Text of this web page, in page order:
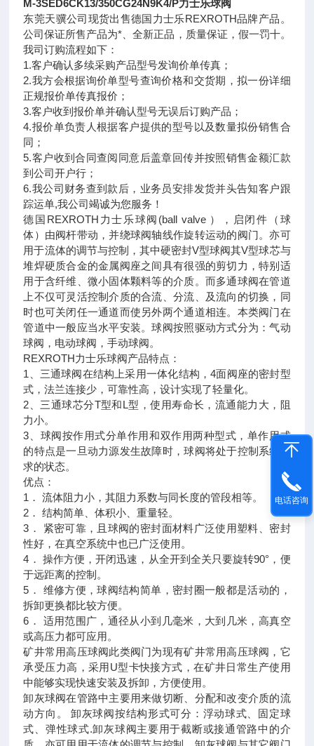
M-3SED6CK13/350CG24N9K4/P力士乐球阀
东莞天骥公司现货出售德国力士乐REXROTH品牌产品。
公司保证所售产品为*、全新正品，质量保证，假一罚十。
我司订购流程如下：
1.客户确认多续采购产品型号发询价单传真；
2.我方会根据询价单型号查询价格和交货期，拟一份详细
正规报价单传真报价；
3.客户收到报价单并确认型号无误后订购产品；
4.报价单负责人根据客户提供的型号以及数量拟份销售合
同；
5.客户收到合同查阅同意后盖章回传并按照销售金额汇款
到公司开户行；
6.我公司财务查到款后，业务员安排发货并头告知客户跟
踪运单,我公司竭诚为您服务！
德国REXROTH力士乐球阀(ball valve ），启闭件（球
体）由阀杆带动，并绕球阀轴线作旋转运动的阀门。亦可
用于流体的调节与控制，其中硬密封V型球阀其V型球芯与
堆焊硬质合金的金属阀座之间具有很强的剪切力，特别适
用于含纤维、微小固体颗料等的介质。而多通球阀在管道
上不仅可灵活控制介质的合流、分流、及流向的切换，同
时也可关闭任一通道而使另外两个通道相连。本类阀门在
管道中一般应当水平安装。球阀按照驱动方式分为：气动
球阀，电动球阀，手动球阀。
REXROTH力士乐球阀产品特点：
1、三通球阀在结构上采用一体化结构，4面阀座的密封型
式，法兰连接少，可靠性高，设计实现了轻量化。
2、三通球芯分T型和L型，使用寿命长，流通能力大，阻
力小。
3、球阀按作用式分单作用和双作用两种型式，单作用式
的特点是一旦动力源发生故障时，球阀将处于控制系统要
求的状态。
优点：
1． 流体阻力小，其阻力系数与同长度的管段相等。
2． 结构简单、体积小、重量轻。
3． 紧密可靠，且球阀的密封面材料广泛使用塑料、密封
性好，在真空系统中也已广泛使用。
4． 操作方便，开闭迅速，从全开到全关只要旋转90°，便
于远距离的控制。
5． 维修方便，球阀结构简单，密封圈一般都是活动的，
拆卸更换都比较方便。
6． 适用范围广，通径从小到几毫米，大到几米，高真空
或高压力都可应用。
矿井常用高压球阀此类阀门为现有矿井常用高压球阀，它
承受压力高，采用U型卡快接方式，在矿井日常生产使用
中能够实现快速安装及拆卸，方便使用。
卸灰球阀在管路中主要用来做切断、分配和改变介质的流
动方向。 卸灰球阀按结构形式可分：浮动球式、固定球
式、弹性球式.卸灰球阀主要用于截断或接通管路中的介
电话咨询